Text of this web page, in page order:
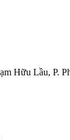
Hữu Lầu, P.